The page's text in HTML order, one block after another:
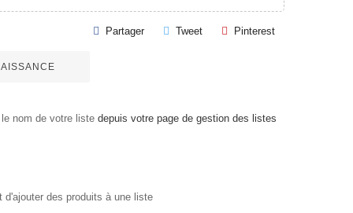
Partager Tweet Pinterest
nom de votre liste depuis votre page de gestion des listes
des produits à une liste